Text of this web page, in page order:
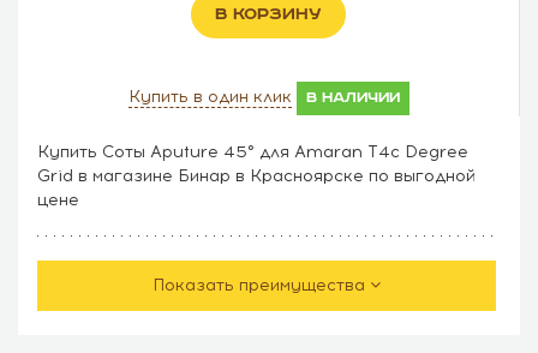
В КОРЗИНУ
Купить в один клик в наличии
Купить Соты Aputure 45° для Amaran T4c Degree
Grid в магазине Бинар в Красноярске по выгодной
цене
Показать преимущества